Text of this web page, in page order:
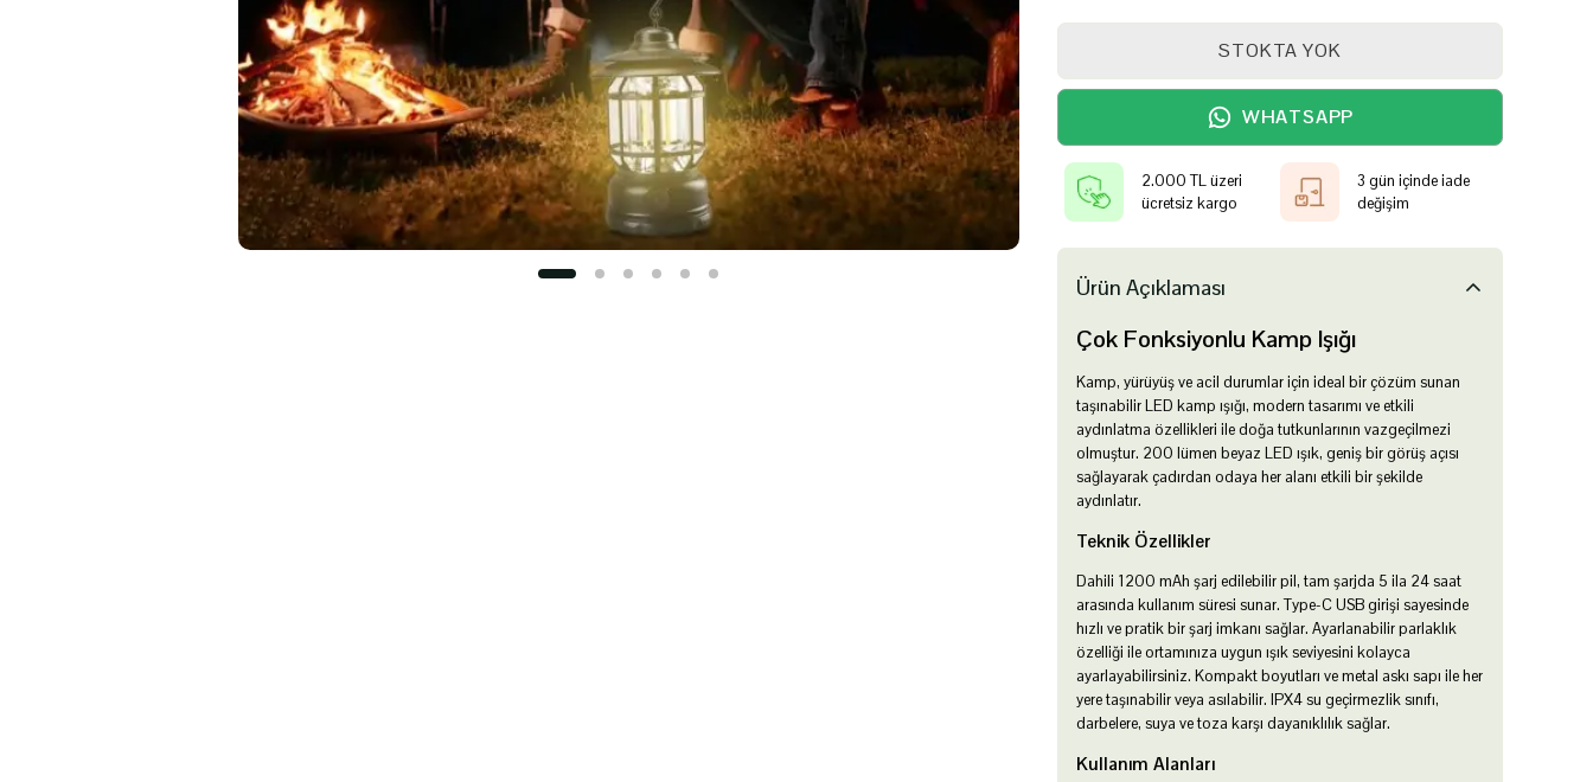
STOKTA YOK
WHATSAPP
2.000 TL üzeri
ücretsiz kargo
3 gün içinde iade
değişim
Ürün Açıklaması
Çok Fonksiyonlu Kamp Işığı
Kamp, yürüyüş ve acil durumlar için ideal bir çözüm sunan
taşınabilir LED kamp ışığı, modern tasarımı ve etkili
aydınlatma özellikleri ile doğa tutkunlarının vazgeçilmezi
olmuştur. 200 lümen beyaz LED ışık, geniş bir görüş açısı
sağlayarak çadırdan odaya her alanı etkili bir şekilde
aydınlatır.
Teknik Özellikler
Dahili 1200 mAh şarj edilebilir pil, tam şarjda 5 ila 24 saat
arasında kullanım süresi sunar. Type-C USB girişi sayesinde
hızlı ve pratik bir şarj imkanı sağlar. Ayarlanabilir parlaklık
özelliği ile ortamınıza uygun ışık seviyesini kolayca
ayarlayabilirsiniz. Kompakt boyutları ve metal askı sapı ile her
yere taşınabilir veya asılabilir. IPX4 su geçirmezlik sınıfı,
darbelere, suya ve toza karşı dayanıklılık sağlar.
Kullanım Alanları